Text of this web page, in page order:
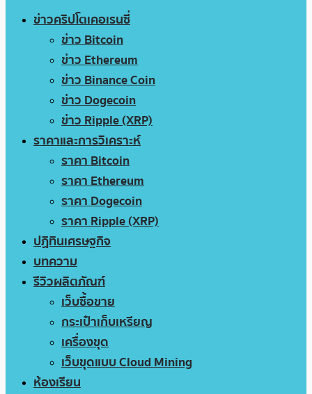
ข่าวคริปโตเคอเรนซี่
ข่าว Bitcoin
ข่าว Ethereum
ข่าว Binance Coin
ข่าว Dogecoin
ข่าว Ripple (XRP)
ราคาและการวิเคราะห์
ราคา Bitcoin
ราคา Ethereum
ราคา Dogecoin
ราคา Ripple (XRP)
ปฏิทินเศรษฐกิจ
บทความ
รีวิวผลิตภัณฑ์
เว็บซื้อขาย
กระเป๋าเก็บเหรียญ
เครื่องขุด
เว็บขุดแบบ Cloud Mining
ห้องเรียน